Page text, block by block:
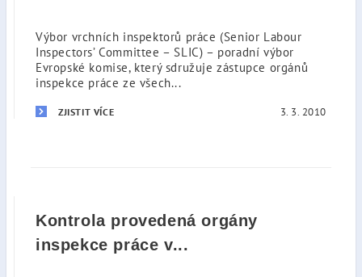
Výbor vrchních inspektorů práce (Senior Labour
Inspectors’ Committee – SLIC) – poradní výbor
Evropské komise, který sdružuje zástupce orgánů
inspekce práce ze všech...
ZJISTIT VÍCE 3. 3. 2010
Kontrola provedená orgány
inspekce práce v...